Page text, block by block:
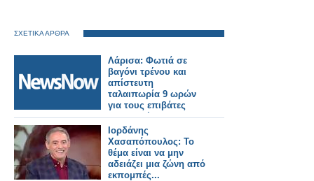
ΣΧΕΤΙΚΑ ΑΡΘΡΑ
Λάρισα: Φωτιά σε
βαγόνι τρένου και
απίστευτη
ταλαιπωρία 9 ωρών
για τους επιβάτες
προς Αθήνα
Ιορδάνης
Χασαπόπουλος: Το
θέμα είναι να μην
αδειάζει μια ζώνη από
εκπομπές...